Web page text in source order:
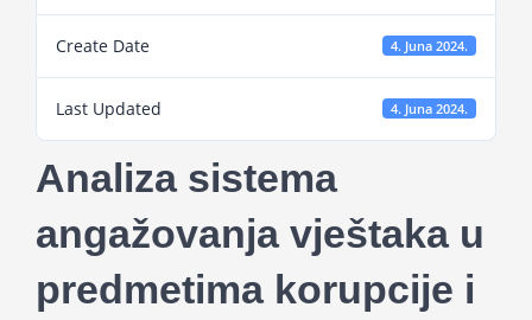
for:
Create Date 4. Juna 2024.
Last Updated 4. Juna 2024.
Analiza sistema
angažovanja vještaka u
predmetima korupcije i